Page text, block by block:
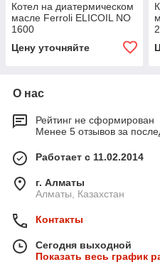
Котел на диатермическом
масле Ferroli ELICOIL NO
1600
Цену уточняйте
О нас
Рейтинг не сформирован
Менее 5 отзывов за
Работает с 11.02.2014
г. Алматы
Алматы, Казахстан
Контакты
Сегодня выходной
Показать весь график